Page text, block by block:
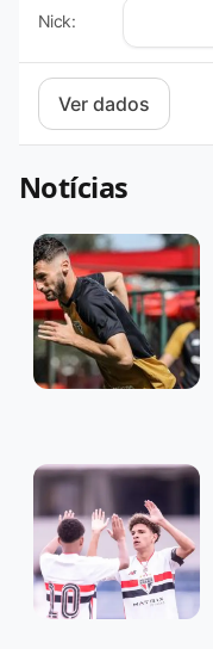
Nick:
Notícias